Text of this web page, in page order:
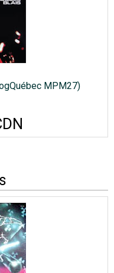
MPM27)